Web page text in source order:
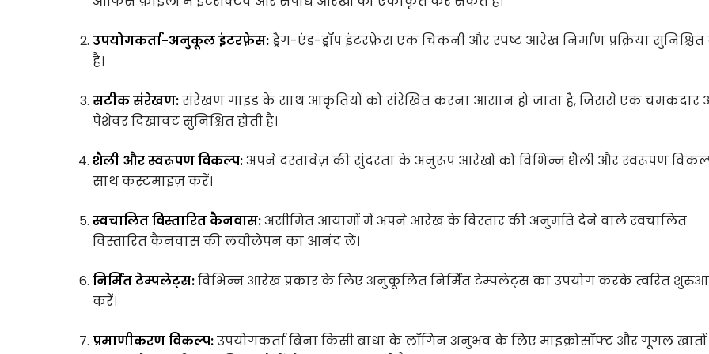
उपयोगकर्ता-अनुकूल इंटरफ़ेस:ड्रैग-एंड-ड्रॉप इंटरफ़ेस एक चिकनी और स्पष्ट आरेख निर्माण प्रक्रिया
है।
सटीक संरेखण:संरेखण गाइड के साथ आकृतियों को संरेखित करना आसान हो जाता है, जिससे एक चमकदार
पेशेवर दिखावट सुनिश्चित होती है।
शैली और स्वरूपण विकल्प:अपने दस्तावेज़ की सुंदरता के अनुरूप आरेखों को विभिन्न शैली और स्वरूपण
साथ कस्टमाइज़ करें।
स्वचालित विस्तारित कैनवास:असीमित आयामों में अपने आरेख के विस्तार की अनुमति देने वाले स्वचालित
विस्तारित कैनवास की लचीलेपन का आनंद लें।
निर्मित टेम्पलेट्स:विभिन्न आरेख प्रकार के लिए अनुकूलित निर्मित टेम्पलेट्स का उपयोग करके त्वरित
करें।
प्रमाणीकरण विकल्प:उपयोगकर्ता बिना किसी बाधा के लॉगिन अनुभव के लिए माइक्रोसॉफ्ट और गूगल